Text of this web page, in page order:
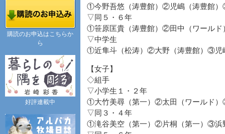
①今野吾悠（涛豊館）②児嶋（涛豊館
▽同５・６年
①笹原匡貴（涛豊館）②田中（ワール
▽中学生
①近隼斗（松涛）②大野（涛豊館）③児
【女子】
◇組手
▽小学生１・２年
①大竹美尋（第一）②太田（ワールド
▽同３・４年
①滝谷美空（第一）②片桐（第一）③浜
購読のお申込はこちらか
ら
好評連載中